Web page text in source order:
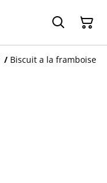
/ Biscuit a la framboise